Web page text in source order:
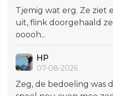
Tjemig wat erg. Ze ziet
uit, flink doorgehaald
ooooh...
HP
07-08-2026
Zeg, de bedoeling was